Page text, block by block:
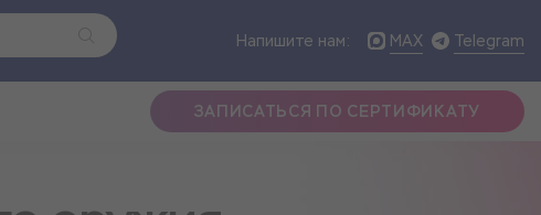
Напишите нам: MAX Telegram
ЗАПИСАТЬСЯ ПО СЕРТИФИКАТУ